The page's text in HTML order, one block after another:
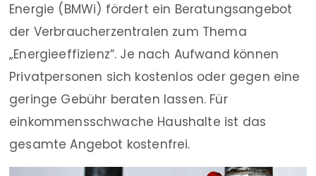
Energie (BMWi) fördert ein Beratungsangebot
der Verbraucherzentralen zum Thema
„Energieeffizienz“. Je nach Aufwand können
Privatpersonen sich kostenlos oder gegen eine
geringe Gebühr beraten lassen. Für
einkommensschwache Haushalte ist das
gesamte Angebot kostenfrei.